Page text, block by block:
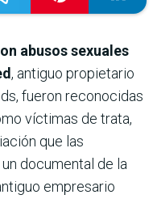
abusos sexuales
, antiguo propietario
fueron reconocidas
víctimas de trata,
que las
documental de la
empresario